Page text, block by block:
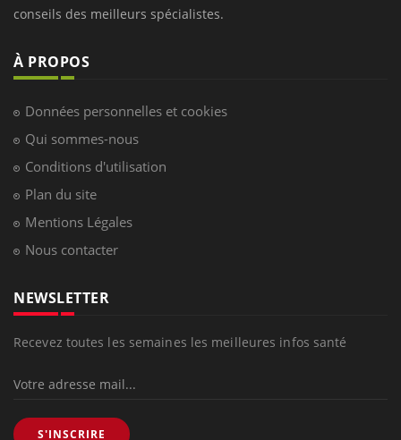
conseils des meilleurs spécialistes.
À PROPOS
Données personnelles et cookies
Qui sommes-nous
Conditions d'utilisation
Plan du site
Mentions Légales
Nous contacter
NEWSLETTER
Recevez toutes les semaines les meilleures infos santé
S'INSCRIRE